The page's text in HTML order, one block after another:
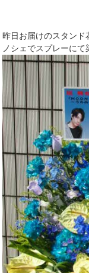
昨日お届けのスタン
ノシェでスプレーにて